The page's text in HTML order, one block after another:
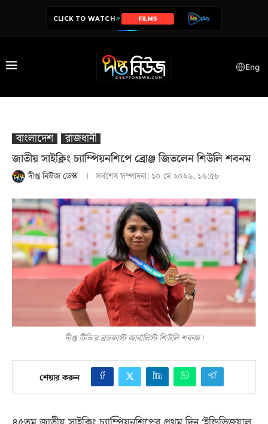
CLICK TO WATCH SERIES
Eng
বাংলাদেশ
রাজধানী
জাতীয় সাইক্লিং চ্যাম্পিয়নশিপে ব্রোঞ্জ জিতলেন শিউলি শবনম
দীপ্ত নিউজ ডেস্ক সর্বশেষ সম্পাদনা: ১০ মে ২০২৬, ১৬:৫৮
দীপ্ত টিভি'র ব্রডকাস্ট জার্নালিস্ট শিউলি শবনম।
শেয়ার করুন